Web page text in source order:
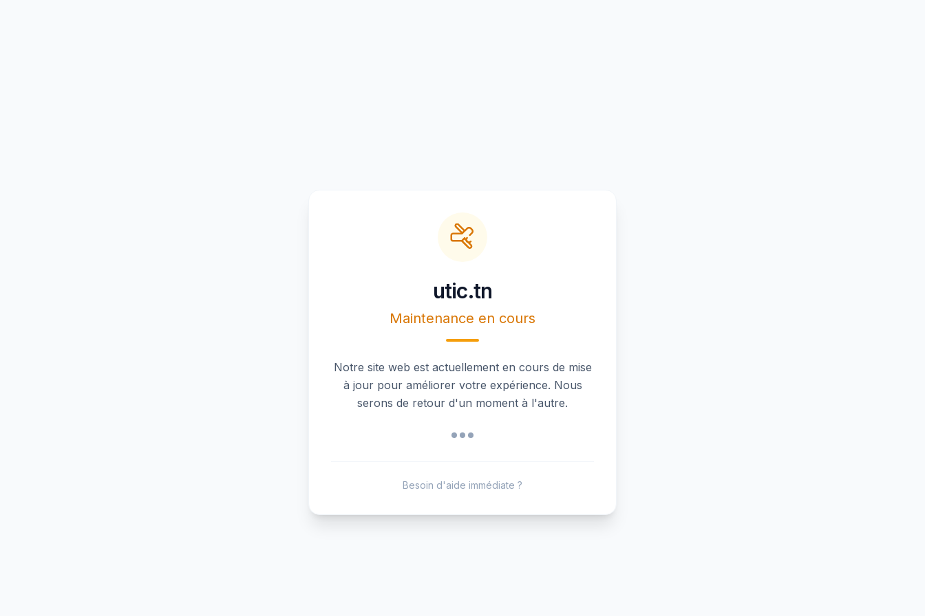
utic.tn
Maintenance en cours
Notre site web est actuellement en cours de mise
à jour pour améliorer votre expérience. Nous
serons de retour d'un moment à l'autre.
Besoin d'aide immédiate ?